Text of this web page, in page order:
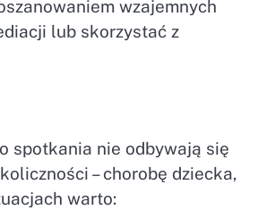
wzajemnych
lub skorzystać z
spotkania nie odbywają się
– chorobę dziecka,
warto: